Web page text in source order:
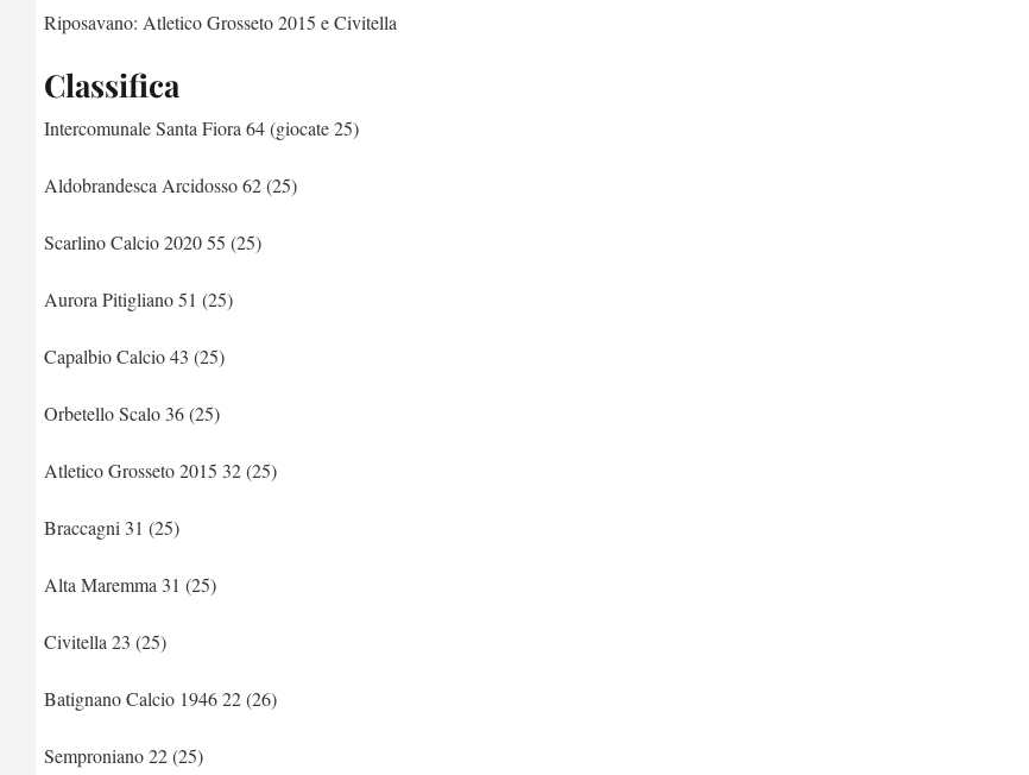
Riposavano: Atletico Grosseto 2015 e Civitella
Classifica
Intercomunale Santa Fiora 64 (giocate 25)
Aldobrandesca Arcidosso 62 (25)
Scarlino Calcio 2020 55 (25)
Aurora Pitigliano 51 (25)
Capalbio Calcio 43 (25)
Orbetello Scalo 36 (25)
Atletico Grosseto 2015 32 (25)
Braccagni 31 (25)
Alta Maremma 31 (25)
Civitella 23 (25)
Batignano Calcio 1946 22 (26)
Semproniano 22 (25)